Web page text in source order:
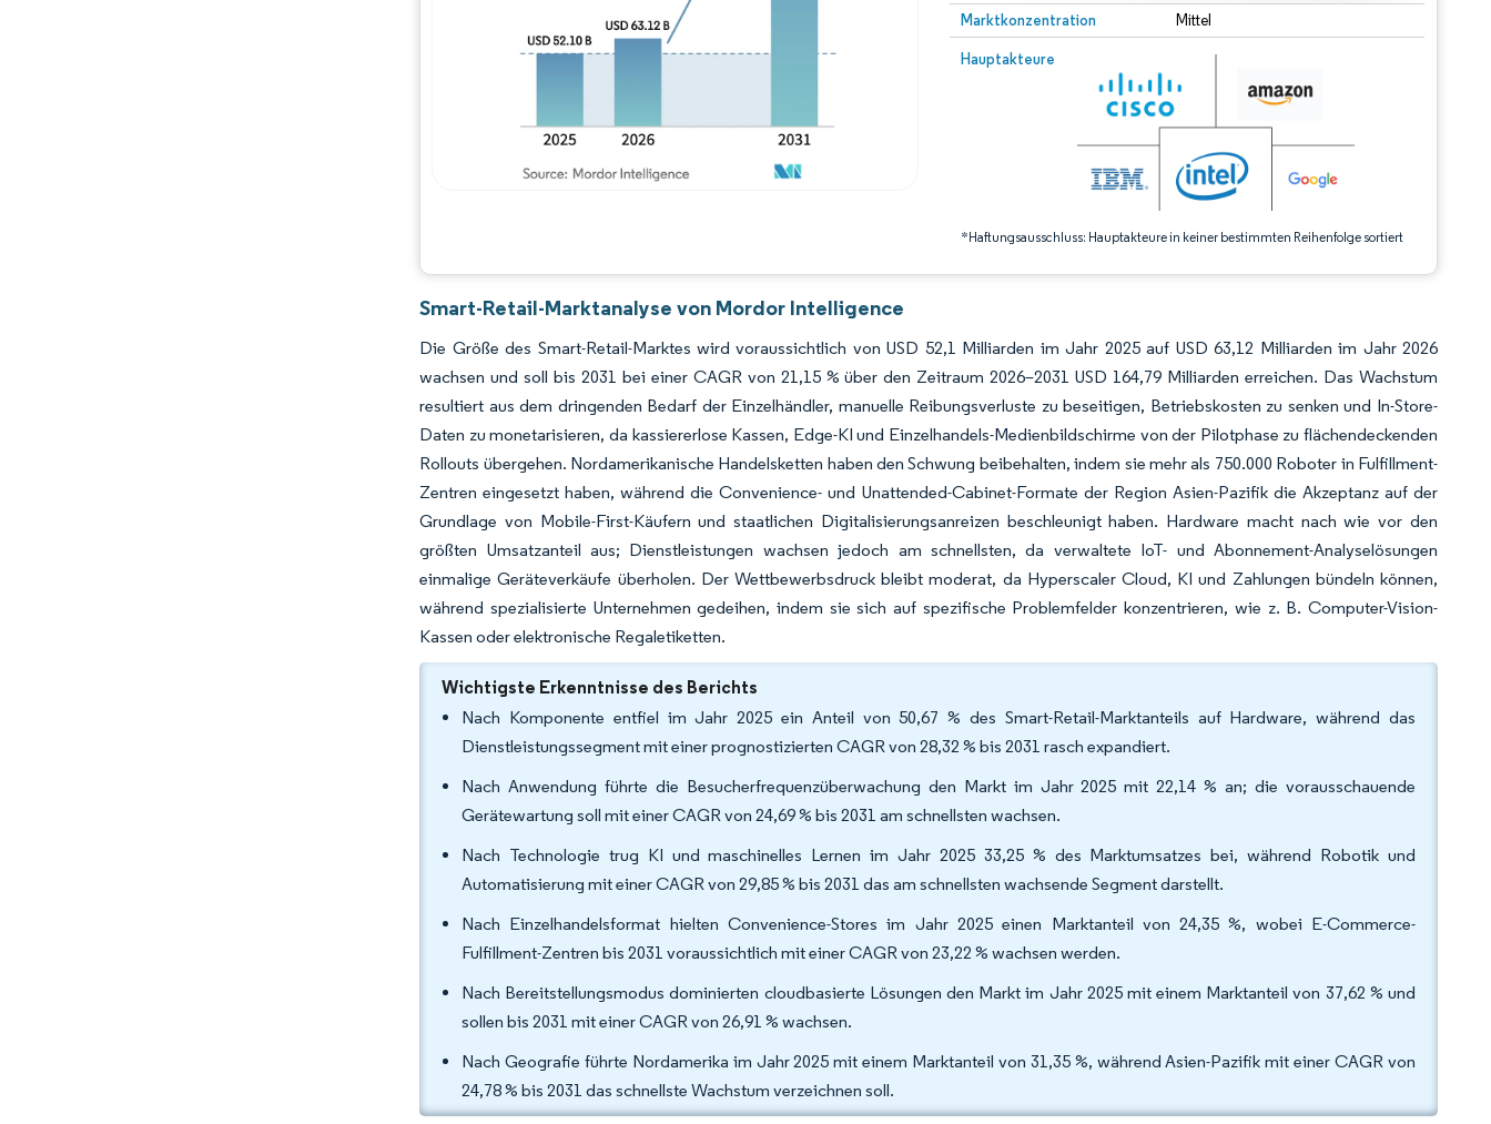
Marktkonzentration Mittel
Hauptakteure
*Haftungsausschluss: Hauptakteure in keiner bestimmten Reihenfolge sortiert
Bild © Mordor Intelligence. Wiederverwendung erfordert Namensnennung gemäß CC BY 4.0.
Smart-Retail-Marktanalyse von Mordor Intelligence
Die Größe des Smart-Retail-Marktes wird voraussichtlich von USD 52,1 Milliarden im Jahr 2025 auf USD 63,12 Milliarden im Jahr 2026
wachsen und soll bis 2031 bei einer CAGR von 21,15 % über den Zeitraum 2026–2031 USD 164,79 Milliarden erreichen. Das Wachstum
resultiert aus dem dringenden Bedarf der Einzelhändler, manuelle Reibungsverluste zu beseitigen, Betriebskosten zu senken und In-Store-
Daten zu monetarisieren, da kassiererlose Kassen, Edge-KI und Einzelhandels-Medienbildschirme von der Pilotphase zu flächendeckenden
Rollouts übergehen. Nordamerikanische Handelsketten haben den Schwung beibehalten, indem sie mehr als 750.000 Roboter in Fulfillment-
Zentren eingesetzt haben, während die Convenience- und Unattended-Cabinet-Formate der Region Asien-Pazifik die Akzeptanz auf der
Grundlage von Mobile-First-Käufern und staatlichen Digitalisierungsanreizen beschleunigt haben. Hardware macht nach wie vor den
größten Umsatzanteil aus; Dienstleistungen wachsen jedoch am schnellsten, da verwaltete IoT- und Abonnement-Analyselösungen
einmalige Geräteverkäufe überholen. Der Wettbewerbsdruck bleibt moderat, da Hyperscaler Cloud, KI und Zahlungen bündeln können,
während spezialisierte Unternehmen gedeihen, indem sie sich auf spezifische Problemfelder konzentrieren, wie z. B. Computer-Vision-
Kassen oder elektronische Regaletiketten.
Wichtigste Erkenntnisse des Berichts
Nach Komponente entfiel im Jahr 2025 ein Anteil von 50,67 % des Smart-Retail-Marktanteils auf Hardware, während das
Dienstleistungssegment mit einer prognostizierten CAGR von 28,32 % bis 2031 rasch expandiert.
Nach Anwendung führte die Besucherfrequenzüberwachung den Markt im Jahr 2025 mit 22,14 % an; die vorausschauende
Gerätewartung soll mit einer CAGR von 24,69 % bis 2031 am schnellsten wachsen.
Nach Technologie trug KI und maschinelles Lernen im Jahr 2025 33,25 % des Marktumsatzes bei, während Robotik und
Automatisierung mit einer CAGR von 29,85 % bis 2031 das am schnellsten wachsende Segment darstellt.
Nach Einzelhandelsformat hielten Convenience-Stores im Jahr 2025 einen Marktanteil von 24,35 %, wobei E-Commerce-
Fulfillment-Zentren bis 2031 voraussichtlich mit einer CAGR von 23,22 % wachsen werden.
Nach Bereitstellungsmodus dominierten cloudbasierte Lösungen den Markt im Jahr 2025 mit einem Marktanteil von 37,62 % und
sollen bis 2031 mit einer CAGR von 26,91 % wachsen.
Nach Geografie führte Nordamerika im Jahr 2025 mit einem Marktanteil von 31,35 %, während Asien-Pazifik mit einer CAGR von
24,78 % bis 2031 das schnellste Wachstum verzeichnen soll.